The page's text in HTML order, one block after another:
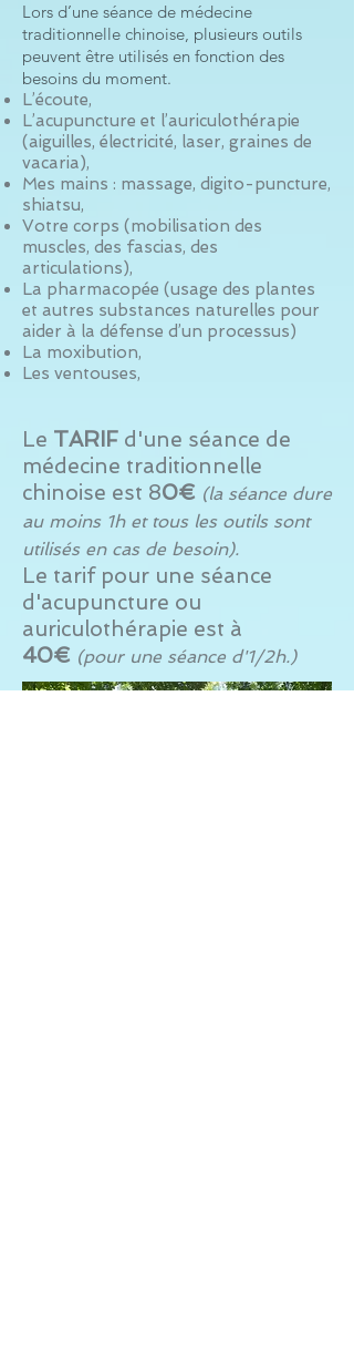
Lors d’une séance de médecine
traditionnelle chinoise, plusieurs outils
peuvent être utilisés en fonction des
besoins du moment.
L’écoute,
L’acupuncture et l’auriculothérapie
(aiguilles, électricité, laser, graines de
vacaria),
Mes mains : massage, digito-puncture,
shiatsu,
Votre corps (mobilisation des
muscles, des fascias, des
articulations),
La pharmacopée (usage des plantes
et autres substances naturelles pour
aider à la défense d’un processus)
La moxibution,
Les ventouses,
Le TARIF d'une séance de
médecine traditionnelle
chinoise est 80€ (la séance dure
au moins 1h et tous les outils sont
utilisés en cas de besoin).
Le tarif pour une séance
d'acupuncture ou
auriculothérapie est à
40€ (pour une séance d'1/2h.)